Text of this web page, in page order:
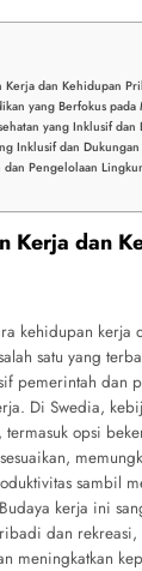
Kerja dan Kehidupan
yang Berfokus
yang Inklusif dan
Inklusif dan
Pengelolaan
Kerja dan
kehidupan
satu yang
pemerintah dan
Di Swedia,
termasuk opsi
sambil
kerja ini
dan
meningkatkan